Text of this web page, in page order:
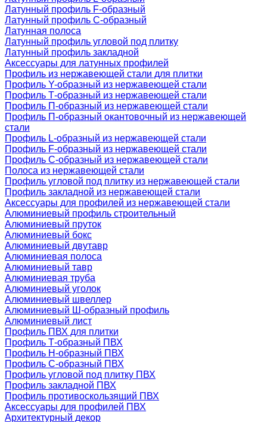
Латунный профиль F-образный
Латунный профиль C-образный
Латунная полоса
Латунный профиль угловой под плитку
Латунный профиль закладной
Аксессуары для латунных профилей
Профиль из нержавеющей стали для плитки
Профиль Y-образный из нержавеющей стали
Профиль Т-образный из нержавеющей стали
Профиль П-образный из нержавеющей стали
Профиль П-образный окантовочный из нержавеющей
стали
Профиль L-образный из нержавеющей стали
Профиль F-образный из нержавеющей стали
Профиль C-образный из нержавеющей стали
Полоса из нержавеющей стали
Профиль угловой под плитку из нержавеющей стали
Профиль закладной из нержавеющей стали
Аксессуары для профилей из нержавеющей стали
Алюминиевый профиль строительный
Алюминиевый пруток
Алюминиевый бокс
Алюминиевый двутавр
Алюминиевая полоса
Алюминиевый тавр
Алюминиевая труба
Алюминиевый уголок
Алюминиевый швеллер
Алюминиевый Ш-образный профиль
Алюминиевый лист
Профиль ПВХ для плитки
Профиль Т-образный ПВХ
Профиль H-образный ПВХ
Профиль C-образный ПВХ
Профиль угловой под плитку ПВХ
Профиль закладной ПВХ
Профиль противоскользящий ПВХ
Аксессуары для профилей ПВХ
Архитектурный декор